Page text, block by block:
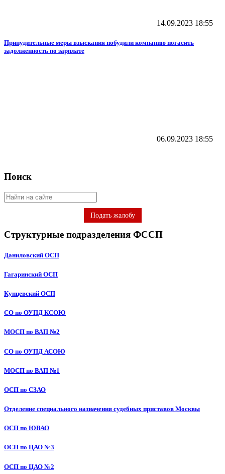
14.09.2023 18:55
Принудительные меры взыскания побудили компанию погасить
задолженность по зарплате
06.09.2023 18:55
Поиск
Подать жалобу
Структурные подразделения ФССП
Даниловский ОСП
Гагаринский ОСП
Кунцевский ОСП
СО по ОУПД КСОЮ
МОСП по ВАП №2
СО по ОУПД АСОЮ
МОСП по ВАП №1
ОСП по СЗАО
Отделение специального назначения судебных приставов Москвы
ОСП по ЮВАО
ОСП по ЦАО №3
ОСП по ЦАО №2